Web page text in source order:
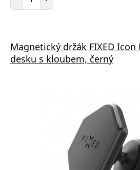
Magnetický držák FIXED
desku s kloubem, černý